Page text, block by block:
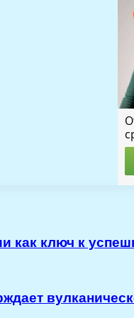
ключ к